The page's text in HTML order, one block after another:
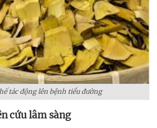
tác động lên bệnh tiểu đường
cứu lâm sàng